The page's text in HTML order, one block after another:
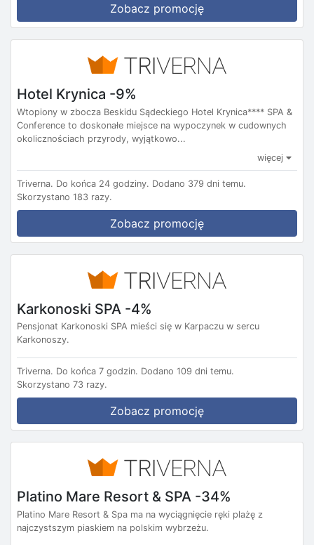
Zobacz promocję
Hotel Krynica -9%
Wtopiony w zbocza Beskidu Sądeckiego Hotel Krynica**** SPA &
Conference to doskonałe miejsce na wypoczynek w cudownych
okolicznościach przyrody, wyjątkowo...
więcej
Triverna. Do końca 24 godziny. Dodano 379 dni temu.
Skorzystano 183 razy.
Zobacz promocję
Karkonoski SPA -4%
Pensjonat Karkonoski SPA mieści się w Karpaczu w sercu
Karkonoszy.
Triverna. Do końca 7 godzin. Dodano 109 dni temu.
Skorzystano 73 razy.
Zobacz promocję
Platino Mare Resort & SPA -34%
Platino Mare Resort & Spa ma na wyciągnięcie ręki plażę z
najczystszym piaskiem na polskim wybrzeżu.